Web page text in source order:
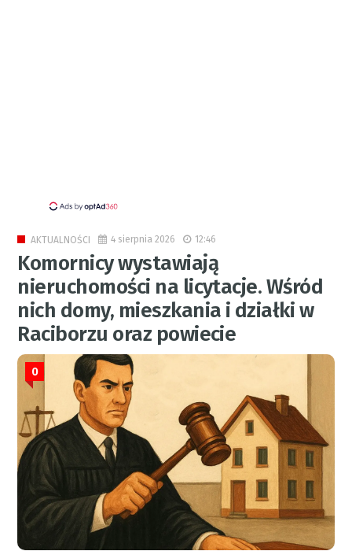
AKTUALNOŚCI 4 sierpnia 2026 12:46
Komornicy wystawiają
nieruchomości na licytacje. Wśród
nich domy, mieszkania i działki w
Raciborzu oraz powiecie
0